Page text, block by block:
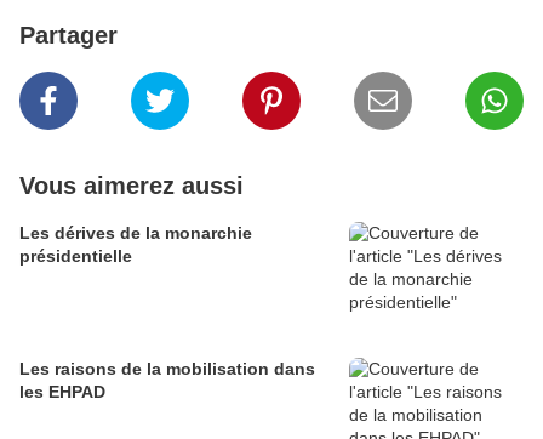
Partager
Vous aimerez aussi
Les dérives de la monarchie
présidentielle
Les raisons de la mobilisation dans
les EHPAD